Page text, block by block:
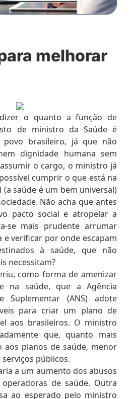
melhorar
o quanto a função de
de ministro da Saúde é
brasileiro, já que não
dignidade humana sem
o cargo, o ministro já
cumprir o que está na
(a saúde é um bem universal)
Não acha que antes
pacto social e atropelar a
se mais prudente arrumar
e verificar por onde escapam
à saúde, que não
necessitam?
como forma de amenizar
na saúde, que a Agência
Suplementar (ANS) adote
para criar um plano de
aos brasileiros. O ministro
que, quanto mais
aos planos de saúde, menor
públicos.
a um aumento dos abusos
de saúde. Outra
ao esperado pelo ministro